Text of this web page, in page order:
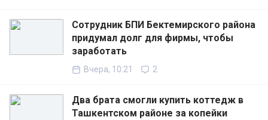
Сотрудник БПИ Бектемирского района
придумал долг для фирмы, чтобы
заработать
Вчера, 10:21 2
Два брата смогли купить коттедж в
Ташкентском районе за копейки